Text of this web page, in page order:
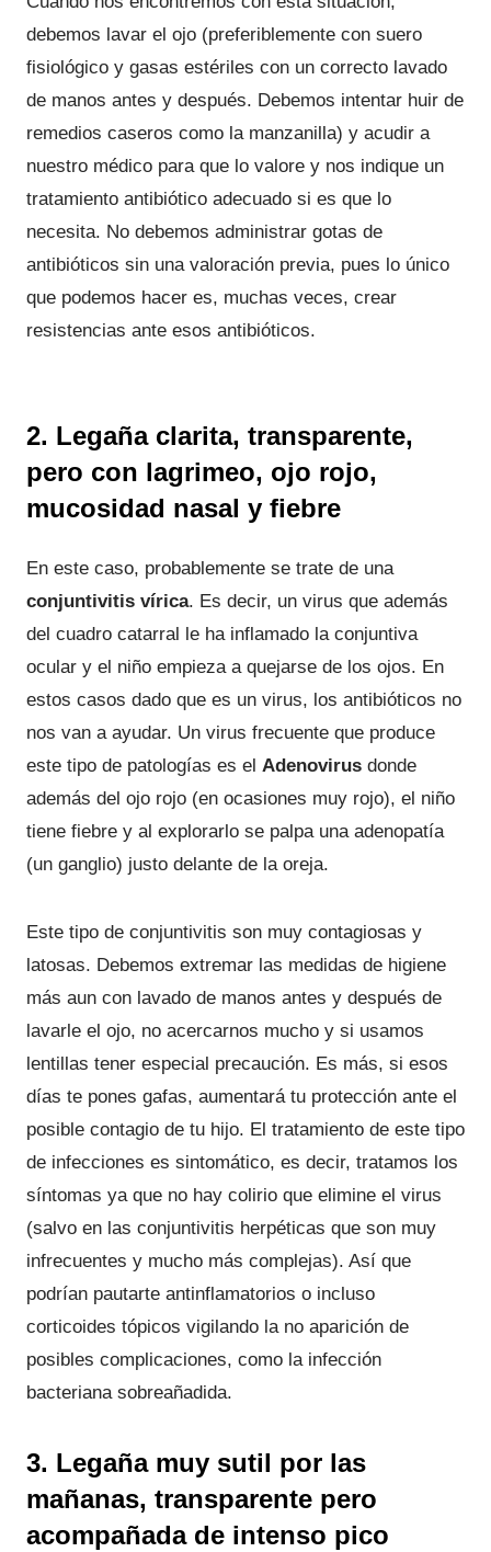
debemos lavar el ojo (preferiblemente con suero
fisiológico y gasas estériles con un correcto lavado
de manos antes y después. Debemos intentar huir de
remedios caseros como la manzanilla) y acudir a
nuestro médico para que lo valore y nos indique un
tratamiento antibiótico adecuado si es que lo
necesita. No debemos administrar gotas de
antibióticos sin una valoración previa, pues lo único
que podemos hacer es, muchas veces, crear
resistencias ante esos antibióticos.
2. Legaña clarita, transparente,
pero con lagrimeo, ojo rojo,
mucosidad nasal y fiebre
En este caso, probablemente se trate de una
conjuntivitis vírica. Es decir, un virus que además
del cuadro catarral le ha inflamado la conjuntiva
ocular y el niño empieza a quejarse de los ojos. En
estos casos dado que es un virus, los antibióticos no
nos van a ayudar. Un virus frecuente que produce
este tipo de patologías es el Adenovirus donde
además del ojo rojo (en ocasiones muy rojo), el niño
tiene fiebre y al explorarlo se palpa una adenopatía
(un ganglio) justo delante de la oreja.
Este tipo de conjuntivitis son muy contagiosas y
latosas. Debemos extremar las medidas de higiene
más aun con lavado de manos antes y después de
lavarle el ojo, no acercarnos mucho y si usamos
lentillas tener especial precaución. Es más, si esos
días te pones gafas, aumentará tu protección ante el
posible contagio de tu hijo. El tratamiento de este tipo
de infecciones es sintomático, es decir, tratamos los
síntomas ya que no hay colirio que elimine el virus
(salvo en las conjuntivitis herpéticas que son muy
infrecuentes y mucho más complejas). Así que
podrían pautarte antinflamatorios o incluso
corticoides tópicos vigilando la no aparición de
posibles complicaciones, como la infección
bacteriana sobreañadida.
3. Legaña muy sutil por las
mañanas, transparente pero
acompañada de intenso pico